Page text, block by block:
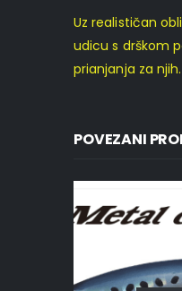
Uz realističan
udicu s drškom
prianjanja za
POVEZANI